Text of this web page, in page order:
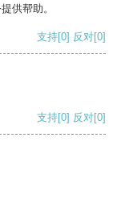
供帮助。
支持[0] 反对[0]
支持[0] 反对[0]